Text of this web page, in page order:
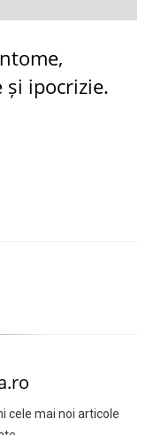
ipocrizie.
cele mai noi articole